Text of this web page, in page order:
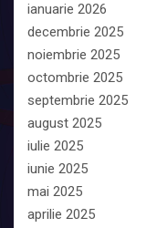
ianuarie 2026
decembrie 2025
noiembrie 2025
octombrie 2025
septembrie 2025
august 2025
iulie 2025
iunie 2025
mai 2025
aprilie 2025